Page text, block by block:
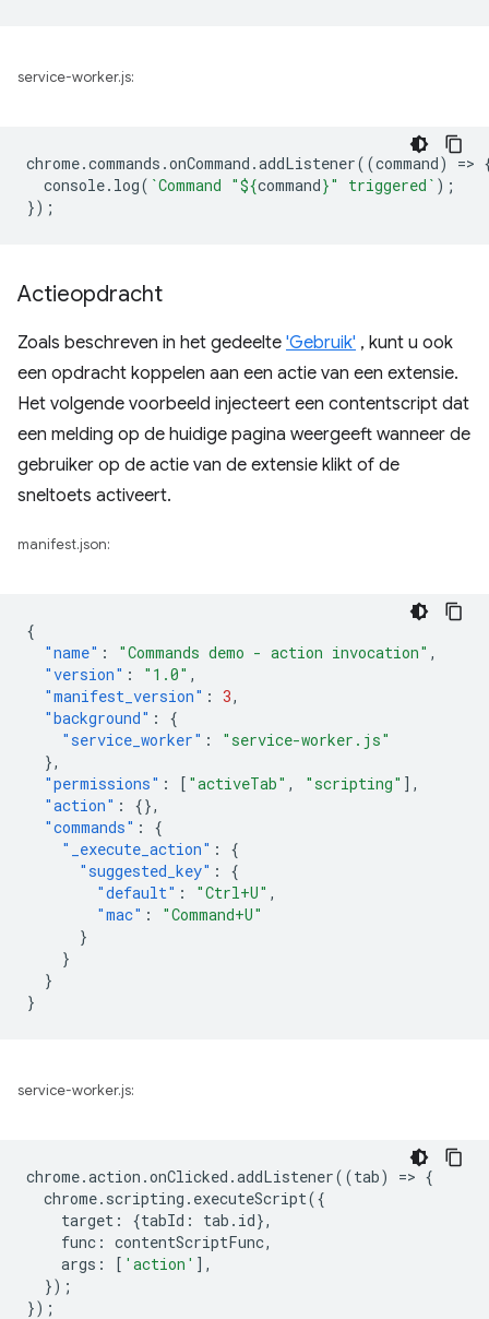
service-worker.js:
chrome.commands .onCommand .addListener((command) =>
console. log( `Command "${command}" triggered` );
});
Actieopdracht
Zoals beschreven in het gedeelte 'Gebruik' , kunt u ook
een opdracht koppelen aan een actie van een extensie.
Het volgende voorbeeld injecteert een contentscript dat
een melding op de huidige pagina weergeeft wanneer de
gebruiker op de actie van de extensie klikt of de
sneltoets activeert.
manifest.json:
{
"name" : "Commands demo - action invocation" ,
"version" : "1.0" ,
"manifest_version" : 3,
"background" :
{
"service_worker" :
"service-worker.js"
},
"permissions" : [ "activeTab" , "scripting" ],
"action" :
{},
"commands" :
{
"_execute_action" :
{
"suggested_key" :
{
"default" : "Ctrl+U" ,
"mac" :
"Command+U"
}
}
}
}
service-worker.js:
chrome.action .onClicked .addListener((tab) => {
chrome. scripting . executeScript({
target : {tabId : tab . id},
func : contentScriptFunc,
args : [ 'action' ],
});
});